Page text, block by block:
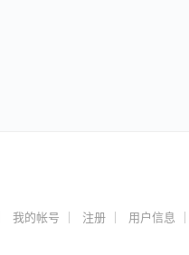
我的帐号 注册 用户信息